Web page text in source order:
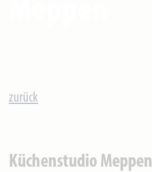
zurück
Küchenstudio Meppen